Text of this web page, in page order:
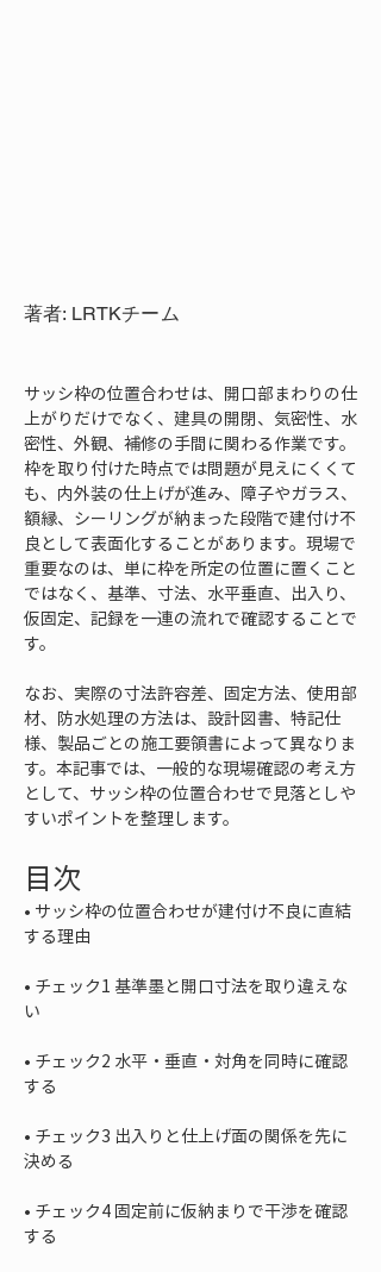
著者: LRTKチーム
サッシ枠の位置合わせは、開口部まわりの仕
上がりだけでなく、建具の開閉、気密性、水
密性、外観、補修の手間に関わる作業です。
枠を取り付けた時点では問題が見えにくくて
も、内外装の仕上げが進み、障子やガラス、
額縁、シーリングが納まった段階で建付け不
良として表面化することがあります。現場で
重要なのは、単に枠を所定の位置に置くこと
ではなく、基準、寸法、水平垂直、出入り、
仮固定、記録を一連の流れで確認することで
す。
なお、実際の寸法許容差、固定方法、使用部
材、防水処理の方法は、設計図書、特記仕
様、製品ごとの施工要領書によって異なりま
す。本記事では、一般的な現場確認の考え方
として、サッシ枠の位置合わせで見落としや
すいポイントを整理します。
目次
• サッシ枠の位置合わせが建付け不良に直結
• チェック1 基準墨と開口寸法を取り違えな
• チェック2 水平・垂直・対角を同時に確認
• チェック3 出入りと仕上げ面の関係を先に
• チェック4 固定前に仮納まりで干渉を確認